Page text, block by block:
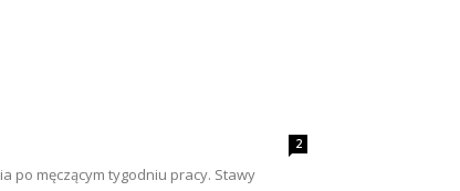
2
po męczącym tygodniu pracy. Stawy